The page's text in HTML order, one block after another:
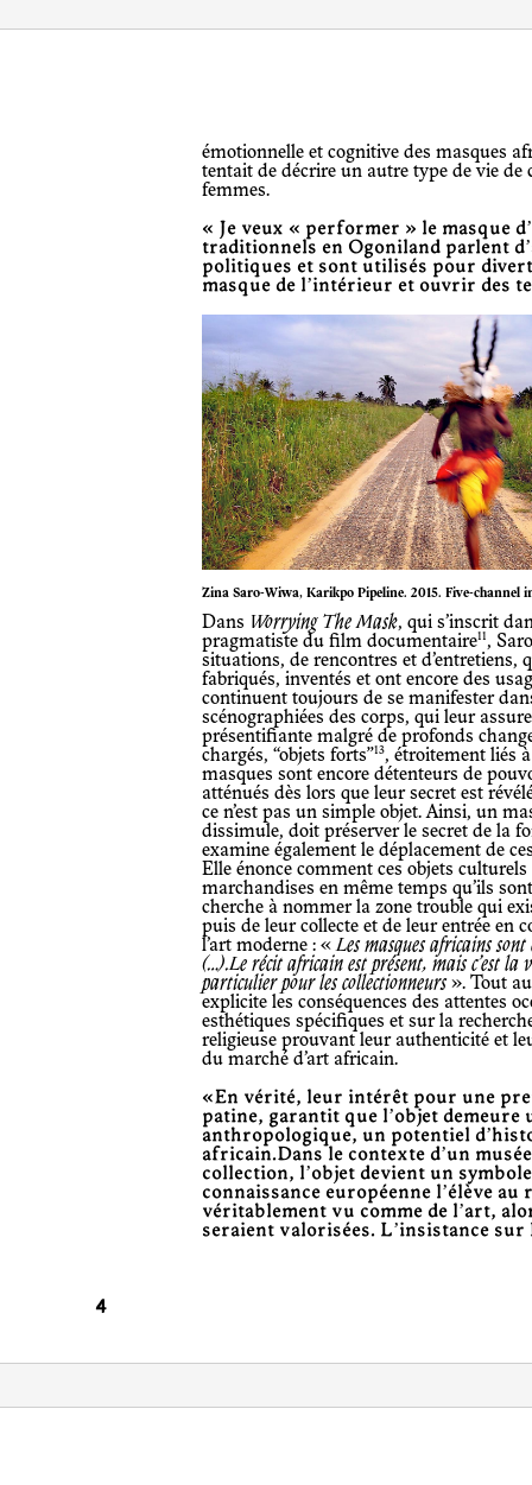
émotionnelle et cognitive des masques africains exposés dans les musées et
tentait de décrire un autre type de vie de
femmes.
« Je veux « performer » le masque
traditionnels en Ogoniland parlent
politiques et sont utilisés pour
masque de l’intérieur et ouvrir des
Zina Saro-Wiwa, Karikpo Pipeline. 2015. Five-
Dans Worrying The Mask, qui s’inscrit
pragmatiste du film documentaire11 ,
situations, de rencontres et d’entretiens,
fabriqués, inventés et ont encore des
continuent toujours de se manifester
scénographiées des corps, qui leur
présentifiante malgré de profonds
chargés, “objets forts”13, étroitement liés
masques sont encore détenteurs de
atténués dès lors que leur secret est
ce n’est pas un simple objet. Ainsi, un
dissimule, doit préserver le secret de la
examine également le déplacement de
Elle énonce comment ces objets
marchandises en même temps qu’ils
cherche à nommer la zone trouble qui
puis de leur collecte et de leur entrée en
l’art moderne : «Les masques africains
(…).Le récit africain est présent, mais c’est la
particulier pour les collectionneurs». Tout
explicite les conséquences des attentes
esthétiques spécifiques et sur la
religieuse prouvant leur authenticité et
du marché d’art africain.
«En vérité, leur intérêt pour une preuve d’utilisation, comme leur
patine, garantit que l’objet
anthropologique, un potentiel
africain.Dans le contexte d’un
collection, l’objet devient un
connaissance européenne l’élève
véritablement vu comme de l’art,
seraient valorisées. L’insistance